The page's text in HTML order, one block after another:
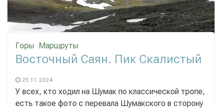
Горы Маршруты
Восточный Саян. Пик Скалистый
25.11.2024
У всех, кто ходил на Шумак по классической тропе,
есть такое фото с перевала Шумакского в сторону